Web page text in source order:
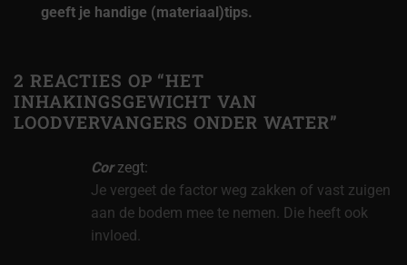
geeft je handige (materiaal)tips.
2 REACTIES OP “HET
INHAKINGSGEWICHT VAN
LOODVERVANGERS ONDER WATER”
Cor zegt:
Je vergeet de factor weg zakken of vast zuigen
aan de bodem mee te nemen. Die heeft ook
invloed.